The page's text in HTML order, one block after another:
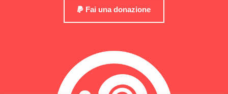
Fai una donazione